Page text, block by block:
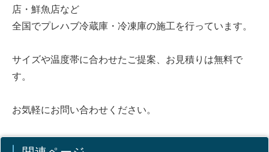
店・鮮魚店など
全国でプレハブ冷蔵庫・冷凍庫の施工を行っています。
サイズや温度帯に合わせたご提案、お見積りは無料で
す。
お気軽にお問い合わせください。